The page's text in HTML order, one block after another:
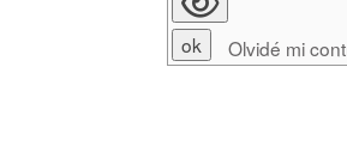
Olvidé mi